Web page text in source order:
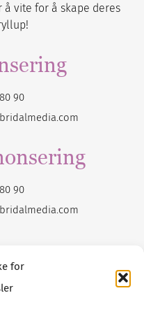
for
vite for å skape deres
90
90
.com